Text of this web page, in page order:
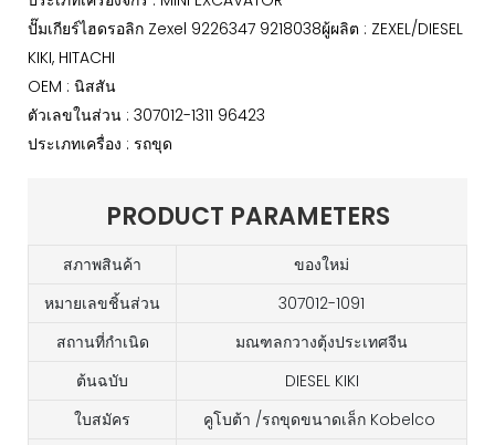
ปั๊มเกียร์ไฮดรอลิก Zexel 9226347 9218038ผู้ผลิต : ZEXEL/DIESEL
KIKI, HITACHI
OEM : นิสสัน
ตัวเลขในส่วน : 307012-1311 96423
ประเภทเครื่อง : รถขุด
PRODUCT PARAMETERS
สภาพสินค้า
ของใหม่
หมายเลขชิ้นส่วน
307012-1091
สถานที่กำเนิด
มณฑลกวางตุ้งประเทศจีน
ต้นฉบับ
DIESEL KIKI
ใบสมัคร
คูโบต้า /รถขุดขนาดเล็ก Kobelco